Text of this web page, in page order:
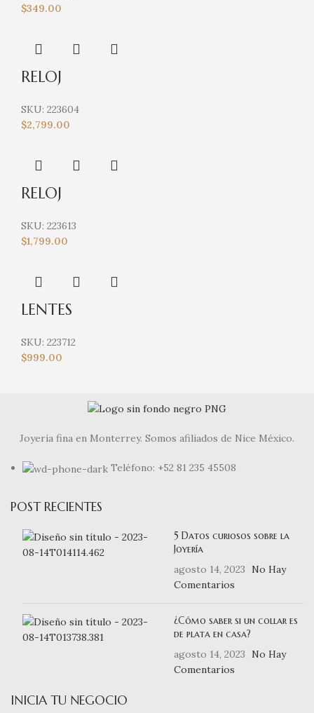
$349.00
RELOJ
SKU: 223604
$2,799.00
RELOJ
SKU: 223613
$1,799.00
LENTES
SKU: 223712
$999.00
Joyería fina en Monterrey. Somos afiliados de Nice México.
Teléfono: +52 81 235 45508
POST RECIENTES
5 Datos curiosos sobre la
Joyería
agosto 14, 2023
No Hay
Comentarios
¿Cómo saber si un collar es
de plata en casa?
agosto 14, 2023
No Hay
Comentarios
INICIA TU NEGOCIO